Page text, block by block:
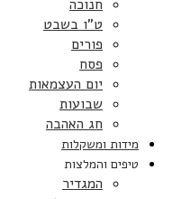
חנוכה
ט”ו בשבט
פורים
פסח
יום העצמאות
שבועות
חג האהבה
מידות ומשקלות
טיפים והמלצות
המגדיר